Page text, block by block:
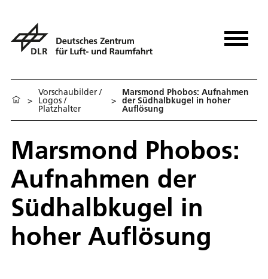
>
Vorschaubilder /
Logos /
Platzhalter
>
Marsmond Phobos: Aufnahmen
der Südhalbkugel in hoher
Auflösung
Marsmond Phobos:
Aufnahmen der
Südhalbkugel in
hoher Auflösung